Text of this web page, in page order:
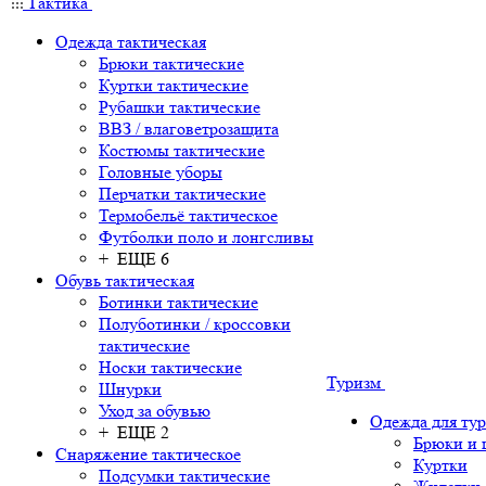
Одежда тактическая
Брюки тактические
Куртки тактические
Рубашки тактические
ВВЗ / влаговетрозащита
Костюмы тактические
Головные уборы
Перчатки тактические
Термобельё тактическое
Футболки поло и лонгсливы
+ ЕЩЕ 6
Обувь тактическая
Ботинки тактические
Полуботинки / кроссовки
тактические
Носки тактические
Шнурки
Уход за обувью
+ ЕЩЕ 2
Снаряжение тактическое
Подсумки тактические
Туризм
Одежда для
Брюки и
Куртки